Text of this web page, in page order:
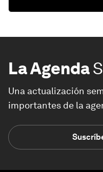
La Agenda
Una actualización
importantes de la